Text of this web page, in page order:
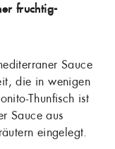
fruchtig-
Sauce
die in wenigen
Thunfisch ist
Sauce aus
eingelegt.